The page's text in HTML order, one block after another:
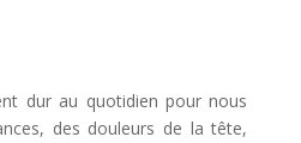
dur au quotidien pour nous
des douleurs de la tête,